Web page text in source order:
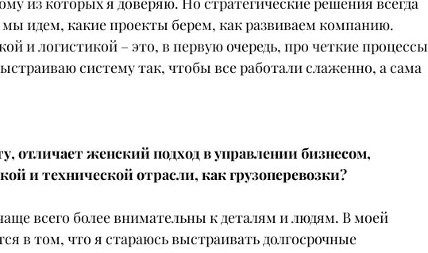
мы идем, какие проекты берем, как развиваем компанию.
и логистикой – это, в первую очередь, про четкие процессы
систему так, чтобы все работали слаженно, а сама
отличает женский подход в управлении бизнесом,
и технической отрасли, как грузоперевозки?
всего более внимательны к деталям и людям. В моей
в том, что я стараюсь выстраивать долгосрочные